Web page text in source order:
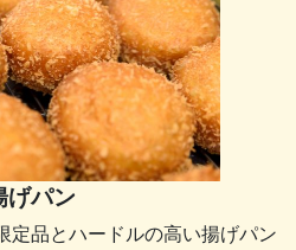
げパン
定品とハードルの高い揚げパン